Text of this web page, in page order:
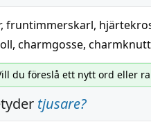
, fruntimmerskarl,
, charmgosse,
du föreslå ett nytt ord eller
tjusare?